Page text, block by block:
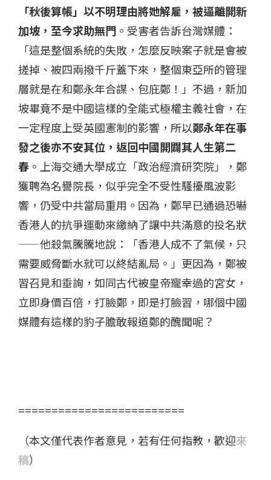
「秋後算帳」以不明理由將她解雇，被逼離開新
加坡，至今求助無門 。受害者告訴台灣媒體：
「這是整個系統的失敗，怎麼反映案子就是會被
搓掉、被四兩撥千斤蓋下來，整個東亞所的管理
層就是在和鄭永年合謀、包庇鄭！」不過，新加
坡畢竟不是中國這樣的全能式極權主義社會，在
一定程度上受英國憲制的影響，所以鄭永年在事
發之後亦不安其位，返回中國開闢其人生第二
春 。上海交通大學成立「政治經濟研究院」，鄭
獲聘為名譽院長，似乎完全不受性騷擾風波影
響，仍受中共當局重用。因為，鄭早已通過恐嚇
香港人的抗爭運動來繳納了讓中共滿意的投名狀
——他殺氣騰騰地說：「香港人成不了氣候，只
需要威脅斷水就可以終結亂局。」更因為，鄭被
習召見和垂詢，如同古代被皇帝寵幸過的宮女，
立即身價百倍，打臉鄭，即是打臉習，哪個中國
媒體有這樣的豹子膽敢報道鄭的醜聞呢？
=========================
（本文僅代表作者意見，若有任何指教，歡迎來
稿）